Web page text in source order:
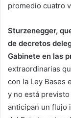
promedio cuatro
Sturzenegger,
de decretos
Gabinete en las
extraordinarias
con la Ley Bases
y no está
anticipan un flujo